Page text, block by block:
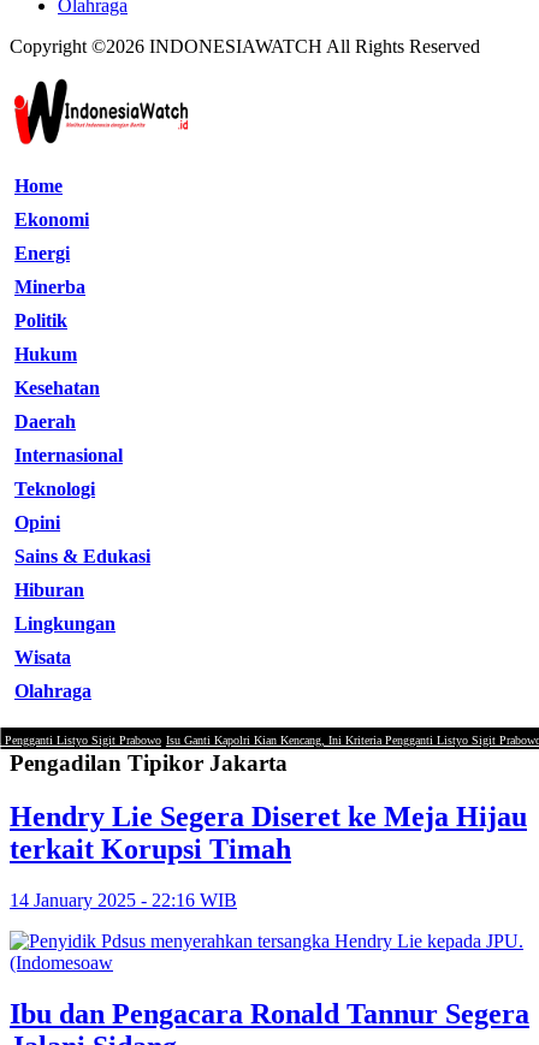
Olahraga
Copyright ©2026 INDONESIAWATCH All Rights Reserved
Home
Ekonomi
Energi
Minerba
Politik
Hukum
Kesehatan
Daerah
Internasional
Teknologi
Opini
Sains & Edukasi
Hiburan
Lingkungan
Wisata
Olahraga
Listyo Sigit Prabowo Isu Ganti Kapolri Kian Kencang, Ini Kriteria Pengganti Listyo Sigit Prabowo
Pengadilan Tipikor Jakarta
Hendry Lie Segera Diseret ke Meja Hijau
‎terkait Korupsi Timah
14 January 2025 - 22:16 WIB
Ibu dan Pengacara Ronald Tannur Segera